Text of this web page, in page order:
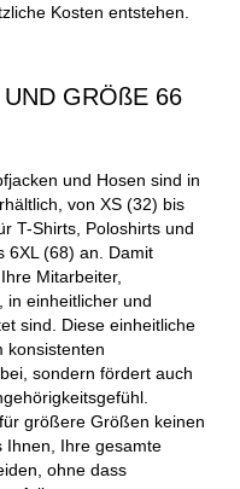
Kosten entstehen.
GRÖßE 66
und Hosen sind in
von XS (32) bis
T-Shirts, Poloshirts und
6XL (68) an. Damit
Mitarbeiter,
in einheitlicher und
sind. Diese einheitliche
konsistenten
sondern fördert auch
größere Größen keinen
Ihnen, Ihre gesamte
ohne dass